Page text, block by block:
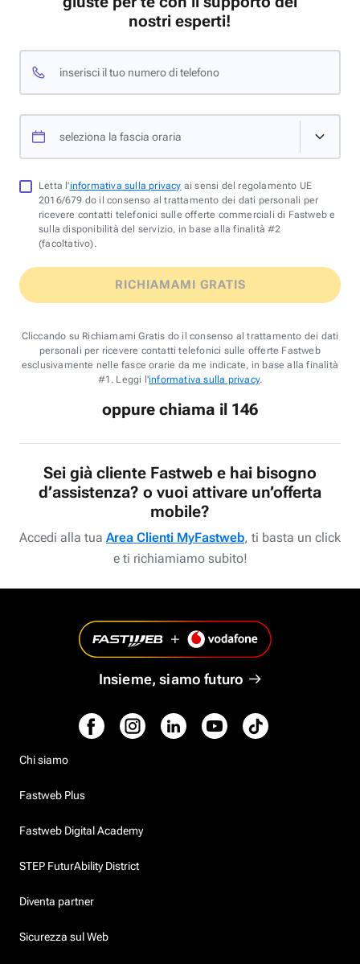
nostri esperti!
inserisci il tuo numero di telefono
seleziona la fascia oraria
Letta l'informativa sulla privacy ai sensi del regolamento UE
2016/679 do il consenso al trattamento dei dati personali per
ricevere contatti telefonici sulle offerte commerciali di Fastweb e
sulla disponibilità del servizio, in base alla finalità #2
(facoltativo).
RICHIAMAMI GRATIS
Cliccando su Richiamami Gratis do il consenso al trattamento dei dati
personali per ricevere contatti telefonici sulle offerte Fastweb
esclusivamente nelle fasce orarie da me indicate, in base alla finalità
#1. Leggi l'informativa sulla privacy.
oppure chiama il 146
Sei già cliente Fastweb e hai bisogno
d’assistenza? o vuoi attivare un’offerta
mobile?
Accedi alla tua Area Clienti MyFastweb, ti basta un click
e ti richiamiamo subito!
Insieme, siamo futuro
Chi siamo
Fastweb Plus
Fastweb Digital Academy
STEP FuturAbility District
Diventa partner
Sicurezza sul Web